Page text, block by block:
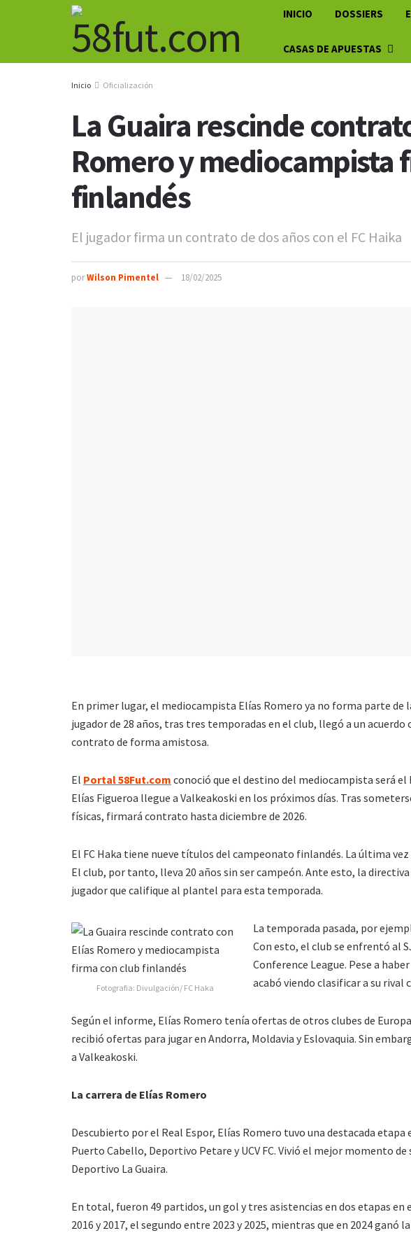
INICIO DOSSIERS
CASAS DE APUESTAS
Inicio Oficialización
La Guaira rescinde
Romero y mediocampista
finlandés
El jugador firma un contrato de dos años con el FC Haika
porWilson Pimentel 18/02/2025
En primer lugar, el mediocampista Elías Romero ya no forma parte de
jugador de 28 años, tras tres temporadas en el club, llegó a un acuerdo
contrato de forma amistosa.
El Portal 58Fut.com conoció que el destino del mediocampista será el
Elías Figueroa llegue a Valkeakoski en los próximos días. Tras
físicas, firmará contrato hasta diciembre de 2026.
El FC Haka tiene nueve títulos del campeonato finlandés. La última
El club, por tanto, lleva 20 años sin ser campeón. Ante esto, la
jugador que califique al plantel para esta temporada.
Fotografia: Divulgación/ FC Haka
La temporada pasada, por
Con esto, el club se enfrentó al
Conference League. Pese a
acabó viendo clasificar a su rival
Según el informe, Elías Romero tenía ofertas de otros clubes de
recibió ofertas para jugar en Andorra, Moldavia y Eslovaquia. Sin
a Valkeakoski.
La carrera de Elías Romero
Descubierto por el Real Espor, Elías Romero tuvo una destacada etapa
Puerto Cabello, Deportivo Petare y UCV FC. Vivió el mejor momento
Deportivo La Guaira.
En total, fueron 49 partidos, un gol y tres asistencias en dos etapas
2016 y 2017, el segundo entre 2023 y 2025, mientras que en 2024 ganó